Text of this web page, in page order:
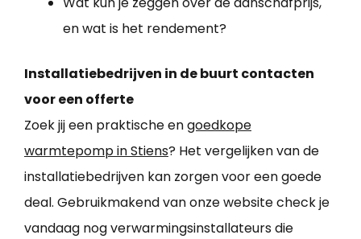
en wat is het rendement?
Installatiebedrijven in de buurt contacten
voor een offerte
Zoek jij een praktische engoedkope
warmtepomp in Stiens? Het vergelijken van de
installatiebedrijven kan zorgen voor een goede
deal. Gebruikmakend van onze website check je
vandaag nog verwarmingsinstallateurs die